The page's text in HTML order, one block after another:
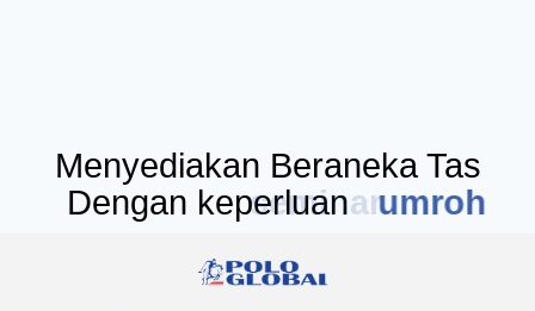
Menyediakan Beraneka Tas
Dengan keperluan seminar